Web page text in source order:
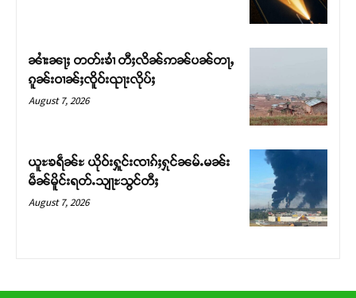
တ်ႇ တူဝ်ႈလုမ်ႈၾႃႉၼၼ်ႉ ၶဝ်ႈႁူမ်ႈၵမ်ႉထႅမ် ၸုမ်းၶၢ
ဝ်ႇၽူႈတွႆႇႁွၵ်ႈ လႆႈယူႇၶႃႈဢေႃႈ။
ၼၢႆးၼႃႈ တတ်းၶၢႆ တီႈလိၼ်ဢၼ်ပၼ်တႃႇ
ၵူၼ်းဝၢၼ်ႈၸိူဝ်းၺႃးလိုပ်ႈ
August 7, 2026
ယူႊၶရဵၼ်ႊ ယိုဝ်းႁူင်းၸၢၵ်ႈႁုင်ၼမ်ႉမၼ်း
မဵၼ်မိူင်းရတ်ႉသျႃႊသွင်တီႈ
August 7, 2026